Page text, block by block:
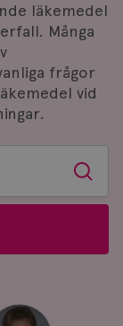
läkemedel
. Många
frågor
vid
Sök